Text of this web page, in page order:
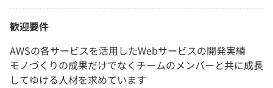
歓迎要件
AWSの各サービスを活用したWebサービスの開発実績
モノづくりの成果だけでなくチームのメンバーと共に成長
してゆける人材を求めています